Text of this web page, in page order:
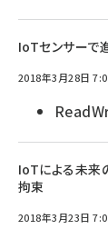
IoTセンサーで
2018年3月28日
IoTによる未来
拘束
2018年3月23日